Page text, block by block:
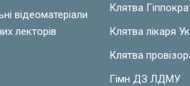
відеоматеріали
лекторів
Клятва
Клятва лікаря
Клятва
Гімн ДЗ ЛДМУ